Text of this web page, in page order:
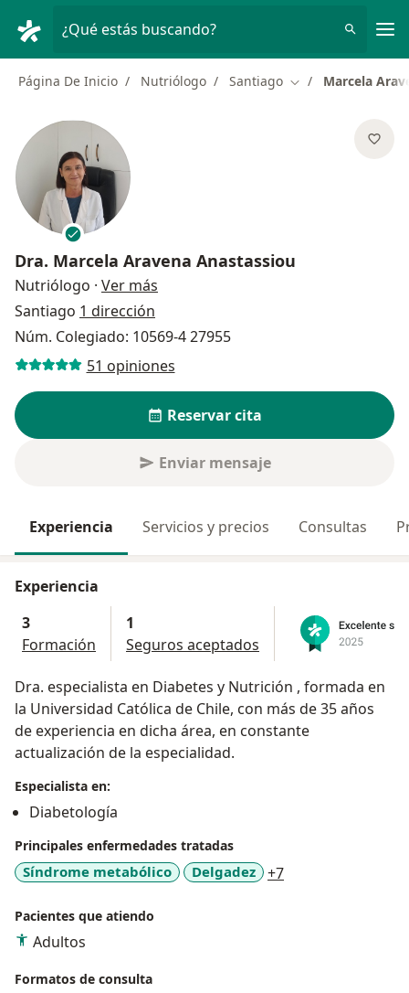
¿Qué estás buscando?
Página De Inicio Nutriólogo Santiago Cambiar de ciudad
Marcela
Dra. Marcela Aravena Anastassiou
Nutriólogo · Ver más
Santiago 1 dirección
Núm. Colegiado: 10569-4 27955
51 opiniones
Reservar cita
Enviar mensaje
Experiencia Servicios y precios Consultas
Experiencia
3
Formación
1
Seguros aceptados
Dra. especialista en Diabetes y Nutrición , formada en
la Universidad Católica de Chile, con más de 35 años
de experiencia en dicha área, en constante
actualización de la especialidad.
Especialista en:
Diabetología
Principales enfermedades tratadas
Síndrome metabólico Delgadez +7
Pacientes que atiendo
Adultos
Formatos de consulta